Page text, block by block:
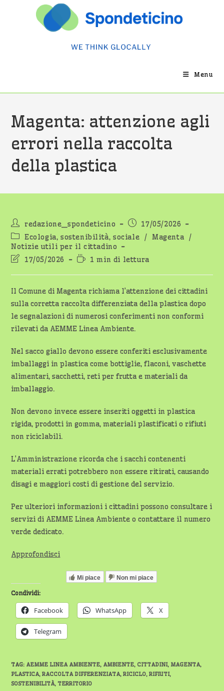
Menu
Magenta: attenzione agli
errori nella raccolta
della plastica
Autore
dell'articolo:
redazione_spondeticino
Articolo
pubblicato:
17/05/2026
Categoria
dell'articolo:
Ecologia, sostenibilità, sociale / Magenta /
Notizie utili per il cittadino
Ultima
dell'articolo:
17/05/2026
Tempo
lettura:
1 min di lettura
Il Comune di Magenta richiama l’attenzione dei cittadini
sulla corretta raccolta differenziata della plastica dopo
le segnalazioni di numerosi conferimenti non conformi
rilevati da AEMME Linea Ambiente.
Nel sacco giallo devono essere conferiti esclusivamente
imballaggi in plastica come bottiglie, flaconi, vaschette
alimentari, sacchetti, reti per frutta e materiali da
imballaggio.
Non devono invece essere inseriti oggetti in plastica
rigida, prodotti in gomma, materiali plastificati o rifiuti
non riciclabili.
L’Amministrazione ricorda che i sacchi contenenti
materiali errati potrebbero non essere ritirati, causando
disagi e maggiori costi di gestione del servizio.
Per ulteriori informazioni i cittadini possono consultare i
servizi di AEMME Linea Ambiente o contattare il numero
verde dedicato.
Approfondisci
Mi piace Non mi piace
Condividi:
Facebook WhatsApp X
Telegram
TAG: AEMME LINEA AMBIENTE, AMBIENTE, CITTADINI, MAGENTA,
PLASTICA, RACCOLTA DIFFERENZIATA, RICICLO, RIFIUTI,
SOSTENIBILITÀ, TERRITORIO